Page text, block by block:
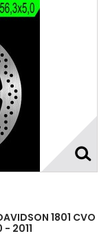
1801 CVO
- 2011